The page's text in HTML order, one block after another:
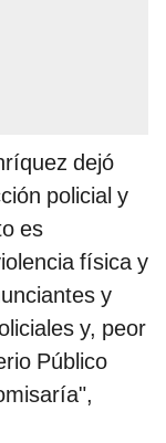
dejó
policial y
es
física y
y
y, peor
Público